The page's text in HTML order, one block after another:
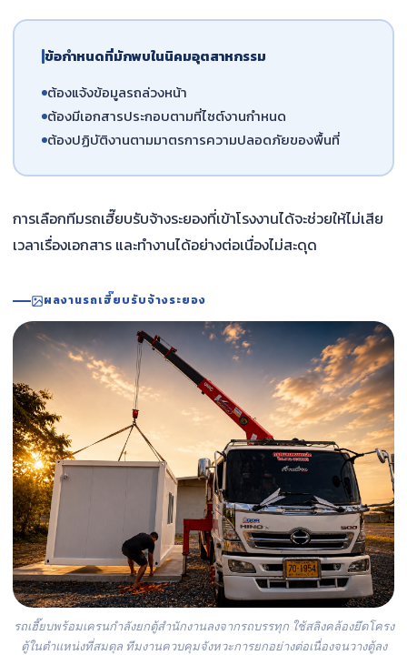
ข้อกำหนดที่มักพบในนิคมอุตสาหกรรม
ต้องแจ้งข้อมูลรถล่วงหน้า
ต้องมีเอกสารประกอบตามที่ไซต์งานกำหนด
ต้องปฏิบัติงานตามมาตรการความปลอดภัยของพื้นที่
การเลือกทีมรถเฮี๊ยบรับจ้างระยองที่เข้าโรงงานได้จะช่วยให้ไม่เสีย
เวลาเรื่องเอกสาร และทำงานได้อย่างต่อเนื่องไม่สะดุด
ผลงานรถเฮี๊ยบรับจ้างระยอง
รถเฮี๊ยบพร้อมเครนกำลังยกตู้สำนักงานลงจากรถบรรทุก ใช้สลิงคล้องยึดโครง
ตู้ในตำแหน่งที่สมดุล ทีมงานควบคุมจังหวะการยกอย่างต่อเนื่องจนวางตู้ลง